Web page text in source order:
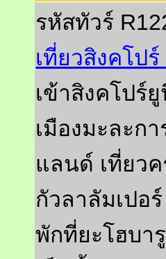
รหัสทัวร์
เที่ยวสิงคโป
เข้าสิงคโปร์
เมืองมะละก
แลนด์ เที่ยว
กัวลาลัมเปอ
พักที่ยะโฮบา